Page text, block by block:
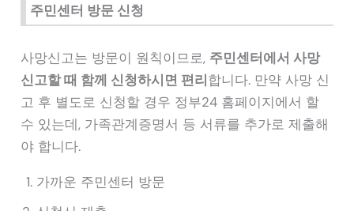
주민센터 방문 신청
사망신고는 방문이 원칙이므로, 주민센터에서 사망
신고할 때 함께 신청하시면 편리합니다. 만약 사망 신
고 후 별도로 신청할 경우 정부24 홈페이지에서 할
수 있는데, 가족관계증명서 등 서류를 추가로 제출해
야 합니다.
가까운 주민센터 방문